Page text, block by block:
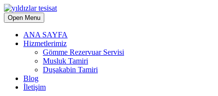
Open Menu
ANA SAYFA
Hizmetlerimiz
Gömme Rezervuar Servisi
Musluk Tamiri
Duşakabin Tamiri
Blog
İletişim